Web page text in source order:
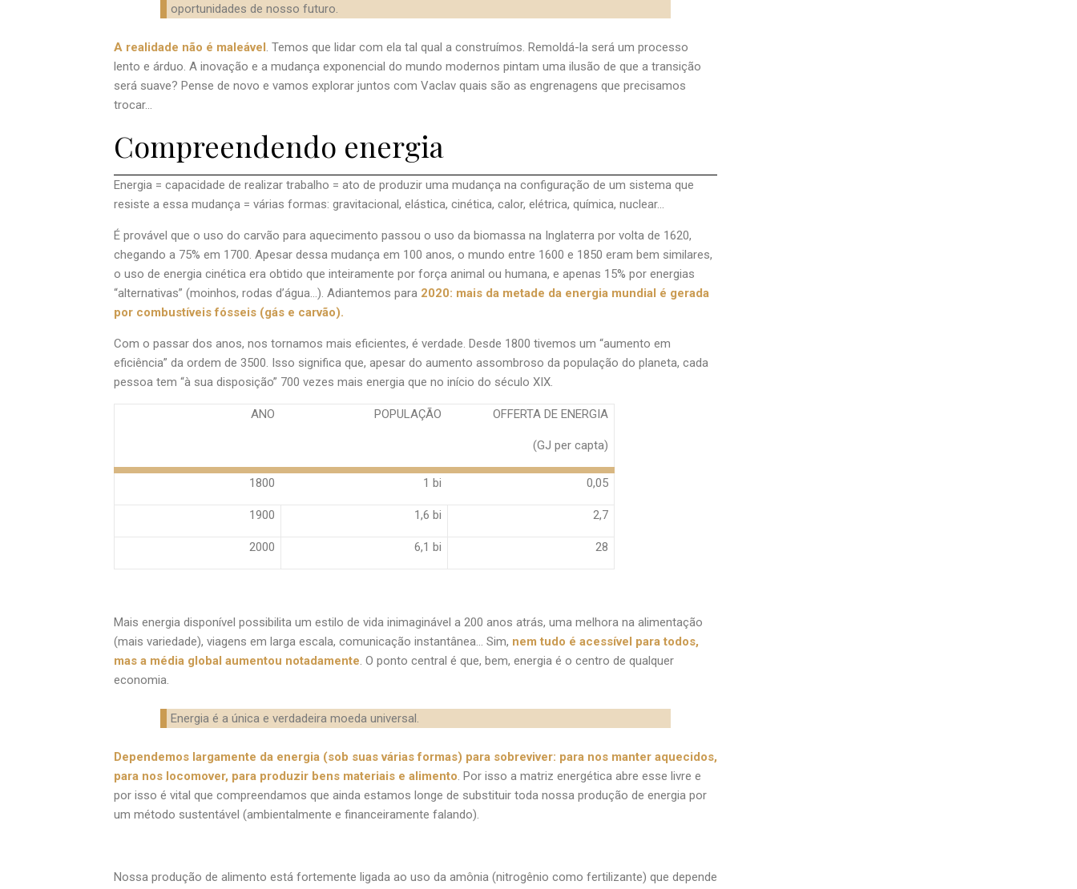
oportunidades de nosso futuro.
A realidade não é maleável. Temos que lidar com ela tal qual a construímos. Remoldá-la será um processo
lento e árduo. A inovação e a mudança exponencial do mundo modernos pintam uma ilusão de que a transição
será suave? Pense de novo e vamos explorar juntos com Vaclav quais são as engrenagens que precisamos
trocar…
Compreendendo energia
Energia = capacidade de realizar trabalho = ato de produzir uma mudança na configuração de um sistema que
resiste a essa mudança = várias formas: gravitacional, elástica, cinética, calor, elétrica, química, nuclear…
É provável que o uso do carvão para aquecimento passou o uso da biomassa na Inglaterra por volta de 1620,
chegando a 75% em 1700. Apesar dessa mudança em 100 anos, o mundo entre 1600 e 1850 eram bem similares,
o uso de energia cinética era obtido que inteiramente por força animal ou humana, e apenas 15% por energias
“alternativas” (moinhos, rodas d’água…). Adiantemos para 2020: mais da metade da energia mundial é gerada
por combustíveis fósseis (gás e carvão).
Com o passar dos anos, nos tornamos mais eficientes, é verdade. Desde 1800 tivemos um “aumento em
eficiência” da ordem de 3500. Isso significa que, apesar do aumento assombroso da população do planeta, cada
pessoa tem “à sua disposição” 700 vezes mais energia que no início do século XIX.
ANO POPULAÇÃO OFFERTA DE ENERGIA
(GJ per capta)
1800 1 bi 0,05
1900 1,6 bi 2,7
2000 6,1 bi 28
Mais energia disponível possibilita um estilo de vida inimaginável a 200 anos atrás, uma melhora na alimentação
(mais variedade), viagens em larga escala, comunicação instantânea… Sim, nem tudo é acessível para todos,
mas a média global aumentou notadamente. O ponto central é que, bem, energia é o centro de qualquer
economia.
Energia é a única e verdadeira moeda universal.
Dependemos largamente da energia (sob suas várias formas) para sobreviver: para nos manter aquecidos,
para nos locomover, para produzir bens materiais e alimento. Por isso a matriz energética abre esse livre e
por isso é vital que compreendamos que ainda estamos longe de substituir toda nossa produção de energia por
um método sustentável (ambientalmente e financeiramente falando).
Nossa produção de alimento está fortemente ligada ao uso da amônia (nitrogênio como fertilizante) que depende